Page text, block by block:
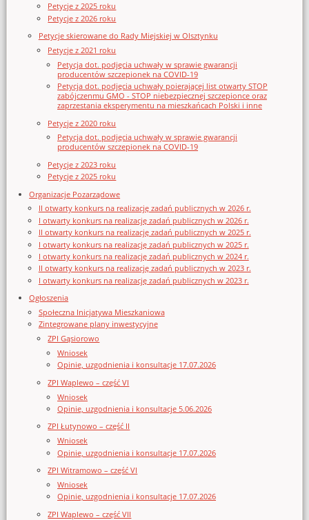
Petycje z 2025 roku
Petycje z 2026 roku
Petycje skierowane do Rady Miejskiej w Olsztynku
Petycje z 2021 roku
Petycja dot. podjęcia uchwały w sprawie gwarancji
producentów szczepionek na COVID-19
Petycja dot. podjęcia uchwały poierającej list otwarty STOP
zabójczenmu GMO - STOP niebezpiecznej szczepionce oraz
zaprzestania eksperymentu na mieszkańcach Polski i inne
Petycje z 2020 roku
Petycja dot. podjęcia uchwały w sprawie gwarancji
producentów szczepionek na COVID-19
Petycje z 2023 roku
Petycje z 2025 roku
Organizacje Pozarządowe
II otwarty konkurs na realizację zadań publicznych w 2026 r.
I otwarty konkurs na realizację zadań publicznych w 2026 r.
II otwarty konkurs na realizację zadań publicznych w 2025 r.
I otwarty konkurs na realizację zadań publicznych w 2025 r.
I otwarty konkurs na realizację zadań publicznych w 2024 r.
II otwarty konkurs na realizację zadań publicznych w 2023 r.
I otwarty konkurs na realizację zadań publicznych w 2023 r.
Ogłoszenia
Społeczna Inicjatywa Mieszkaniowa
Zintegrowane plany inwestycyjne
ZPI Gąsiorowo
Wniosek
Opinie, uzgodnienia i konsultacje 17.07.2026
ZPI Waplewo – część VI
Wniosek
Opinie, uzgodnienia i konsultacje 5.06.2026
ZPI Łutynowo – część II
Wniosek
Opinie, uzgodnienia i konsultacje 17.07.2026
ZPI Witramowo – część VI
Wniosek
Opinie, uzgodnienia i konsultacje 17.07.2026
ZPI Waplewo – część VII